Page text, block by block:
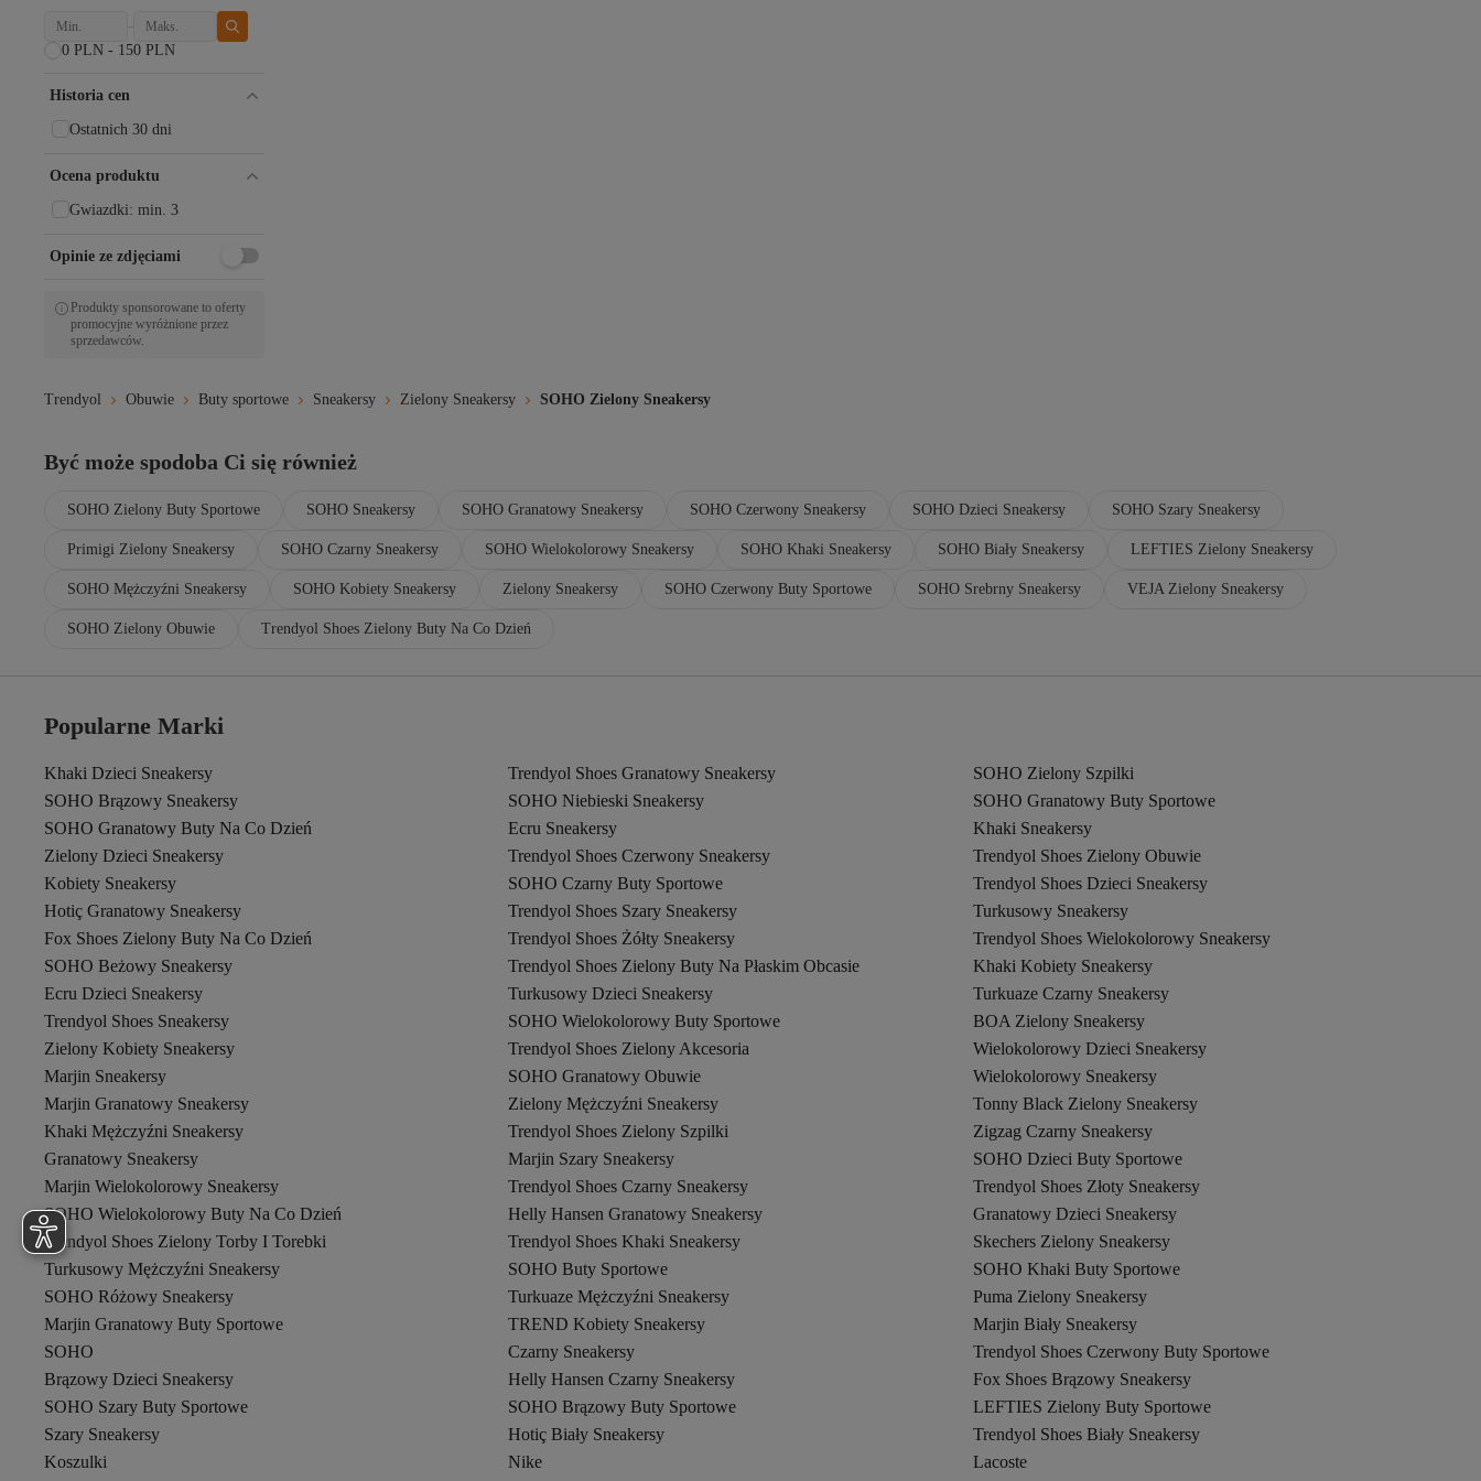
0 PLN - 150 PLN
Historia cen
Ostatnich 30 dni
Ocena produktu
Gwiazdki: min. 3
Opinie ze zdjęciami
Produkty sponsorowane to oferty
promocyjne wyróżnione przez
sprzedawców.
Trendyol Obuwie Buty sportowe Sneakersy Zielony Sneakersy SOHO Zielony Sneakersy
Być może spodoba Ci się również
SOHO Zielony Buty Sportowe SOHO Sneakersy SOHO Granatowy Sneakersy SOHO Czerwony Sneakersy SOHO Dzieci Sneakersy SOHO Szary Sneakersy
Primigi Zielony Sneakersy SOHO Czarny Sneakersy SOHO Wielokolorowy Sneakersy SOHO Khaki Sneakersy SOHO Biały Sneakersy LEFTIES Zielony Sneakersy
SOHO Mężczyźni Sneakersy SOHO Kobiety Sneakersy Zielony Sneakersy SOHO Czerwony Buty Sportowe SOHO Srebrny Sneakersy VEJA Zielony Sneakersy
SOHO Zielony Obuwie Trendyol Shoes Zielony Buty Na Co Dzień
Popularne Marki
Khaki Dzieci Sneakersy Trendyol Shoes Granatowy Sneakersy
SOHO Zielony Szpilki
SOHO Brązowy Sneakersy
SOHO Niebieski Sneakersy
SOHO Granatowy Buty Sportowe
SOHO Granatowy Buty Na Co Dzień
Ecru Sneakersy
Khaki Sneakersy
Zielony Dzieci Sneakersy
Trendyol Shoes Czerwony Sneakersy
Trendyol Shoes Zielony Obuwie
Kobiety Sneakersy
SOHO Czarny Buty Sportowe
Trendyol Shoes Dzieci Sneakersy
Hotiç Granatowy Sneakersy
Trendyol Shoes Szary Sneakersy
Turkusowy Sneakersy
Fox Shoes Zielony Buty Na Co Dzień
Trendyol Shoes Żółty Sneakersy
Trendyol Shoes Wielokolorowy Sneakersy
SOHO Beżowy Sneakersy
Trendyol Shoes Zielony Buty Na Płaskim Obcasie
Khaki Kobiety Sneakersy
Ecru Dzieci Sneakersy
Turkusowy Dzieci Sneakersy
Turkuaze Czarny Sneakersy
Trendyol Shoes Sneakersy
SOHO Wielokolorowy Buty Sportowe
BOA Zielony Sneakersy
Zielony Kobiety Sneakersy
Trendyol Shoes Zielony Akcesoria
Wielokolorowy Dzieci Sneakersy
Marjin Sneakersy
SOHO Granatowy Obuwie
Wielokolorowy Sneakersy
Marjin Granatowy Sneakersy
Zielony Mężczyźni Sneakersy
Tonny Black Zielony Sneakersy
Khaki Mężczyźni Sneakersy
Trendyol Shoes Zielony Szpilki
Zigzag Czarny Sneakersy
Granatowy Sneakersy
Marjin Szary Sneakersy
SOHO Dzieci Buty Sportowe
Marjin Wielokolorowy Sneakersy
Trendyol Shoes Czarny Sneakersy
Trendyol Shoes Złoty Sneakersy
SOHO Wielokolorowy Buty Na Co Dzień
Helly Hansen Granatowy Sneakersy
Granatowy Dzieci Sneakersy
Trendyol Shoes Zielony Torby I Torebki
Trendyol Shoes Khaki Sneakersy
Skechers Zielony Sneakersy
Turkusowy Mężczyźni Sneakersy
SOHO Buty Sportowe
SOHO Khaki Buty Sportowe
SOHO Różowy Sneakersy
Turkuaze Mężczyźni Sneakersy
Puma Zielony Sneakersy
Marjin Granatowy Buty Sportowe
TREND Kobiety Sneakersy
Marjin Biały Sneakersy
SOHO
Czarny Sneakersy
Trendyol Shoes Czerwony Buty Sportowe
Brązowy Dzieci Sneakersy
Helly Hansen Czarny Sneakersy
Fox Shoes Brązowy Sneakersy
SOHO Szary Buty Sportowe
SOHO Brązowy Buty Sportowe
LEFTIES Zielony Buty Sportowe
Szary Sneakersy
Hotiç Biały Sneakersy
Trendyol Shoes Biały Sneakersy
Koszulki
Nike
Lacoste